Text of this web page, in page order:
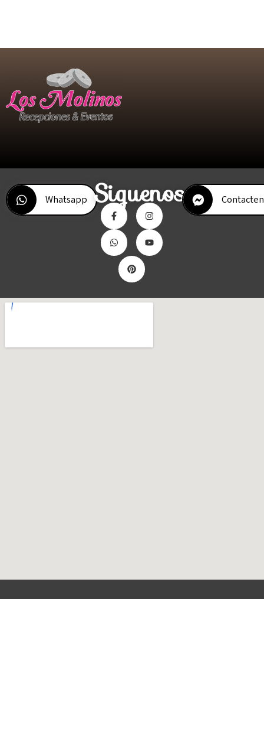
Whatsapp Siguenos